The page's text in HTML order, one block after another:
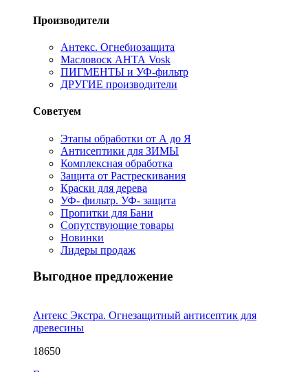
Производители
Антекс. Огнебиозащита
Масловоск АНТА Vosk
ПИГМЕНТЫ и УФ-фильтр
ДРУГИЕ производители
Советуем
Этапы обработки от А до Я
Антисептики для ЗИМЫ
Комплексная обработка
Защита от Растрескивания
Краски для дерева
УФ- фильтр. УФ- защита
Пропитки для Бани
Сопутствующие товары
Новинки
Лидеры продаж
Выгодное предложение
Антекс Экстра. Огнезащитный антисептик для
древесины
18650